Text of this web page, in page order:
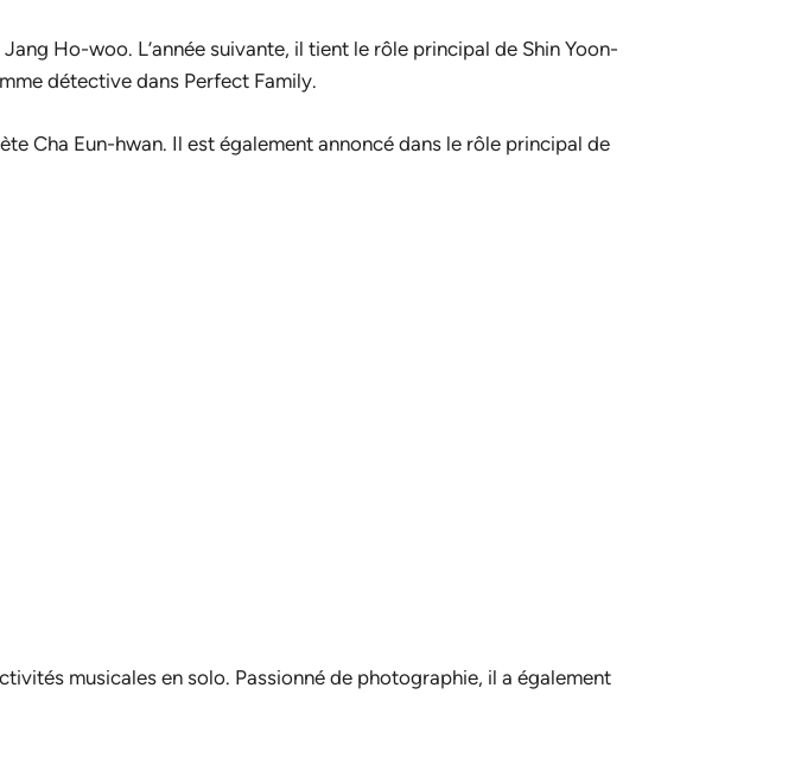
Ho-woo. L’année suivante, il tient le rôle principal de Shin Yoon-
détective dans Perfect Family.
Cha Eun-hwan. Il est également annoncé dans le rôle principal de
musicales en solo. Passionné de photographie, il a également